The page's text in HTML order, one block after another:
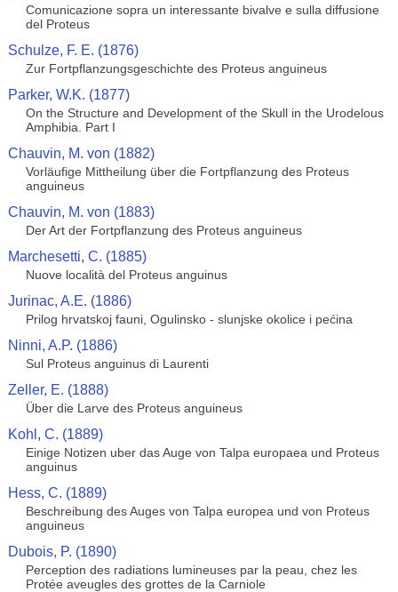
Comunicazione sopra un interessante bivalve e sulla diffusione
del Proteus
Schulze, F. E. (1876)
Zur Fortpflanzungsgeschichte des Proteus anguineus
Parker, W.K. (1877)
On the Structure and Development of the Skull in the Urodelous
Amphibia. Part I
Chauvin, M. von (1882)
Vorläufige Mittheilung über die Fortpflanzung des Proteus
anguineus
Chauvin, M. von (1883)
Der Art der Fortpflanzung des Proteus anguineus
Marchesetti, C. (1885)
Nuove località del Proteus anguinus
Jurinac, A.E. (1886)
Prilog hrvatskoj fauni, Ogulinsko - slunjske okolice i pećina
Ninni, A.P. (1886)
Sul Proteus anguinus di Laurenti
Zeller, E. (1888)
Über die Larve des Proteus anguineus
Kohl, C. (1889)
Einige Notizen uber das Auge von Talpa europaea und Proteus
anguinus
Hess, C. (1889)
Beschreibung des Auges von Talpa europea und von Proteus
anguineus
Dubois, P. (1890)
Perception des radiations lumineuses par la peau, chez les
Protée aveugles des grottes de la Carniole